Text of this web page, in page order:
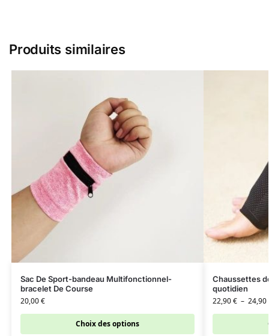
Produits similaires
Sac De Sport-bandeau Multifonctionnel-
bracelet De Course
20,00€
Choix des options
Chaussettes
quotidien
22,90€ – 24,90